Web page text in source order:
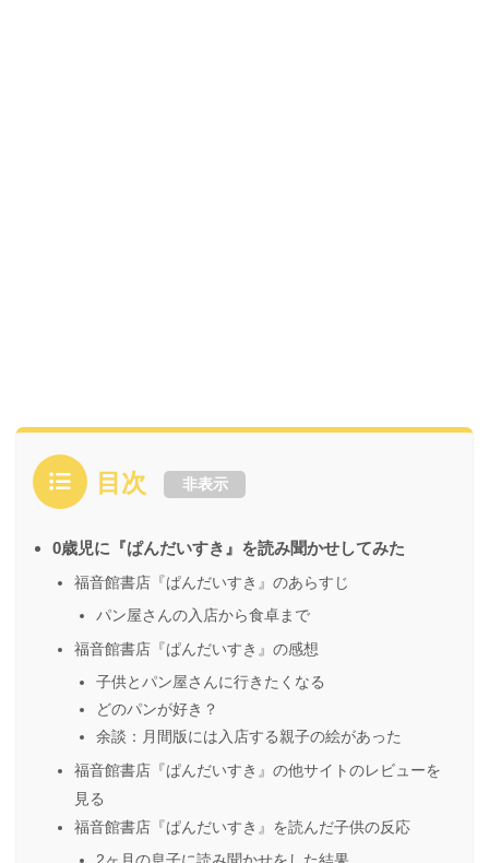
目次 非表示
0歳児に『ぱんだいすき』を読み聞かせしてみた
福音館書店『ぱんだいすき』のあらすじ
パン屋さんの入店から食卓まで
福音館書店『ぱんだいすき』の感想
子供とパン屋さんに行きたくなる
どのパンが好き？
余談：月間版には入店する親子の絵があった
福音館書店『ぱんだいすき』の他サイトのレビューを
見る
福音館書店『ぱんだいすき』を読んだ子供の反応